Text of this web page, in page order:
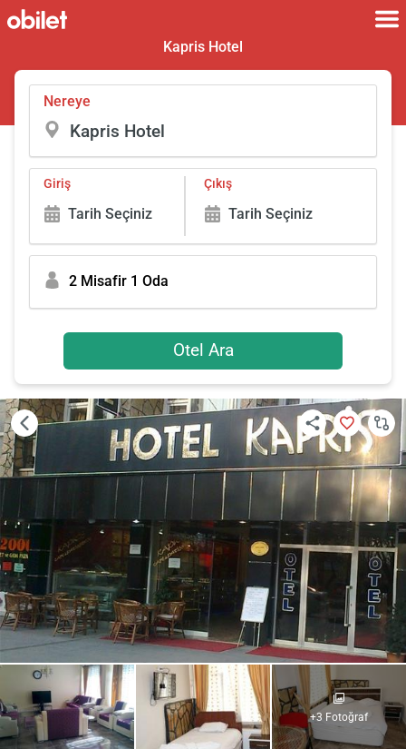
Kapris Hotel
Nereye
Giriş
Tarih Seçiniz
Çıkış
Tarih Seçiniz
2 Misafir 1 Oda
Otel Ara
+3 Fotoğraf